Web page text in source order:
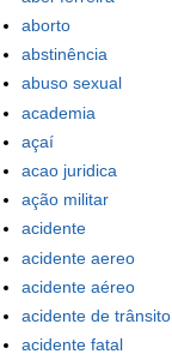
aborto
abstinência
abuso sexual
academia
açaí
acao juridica
ação militar
acidente
acidente aereo
acidente aéreo
acidente de trânsito
acidente fatal